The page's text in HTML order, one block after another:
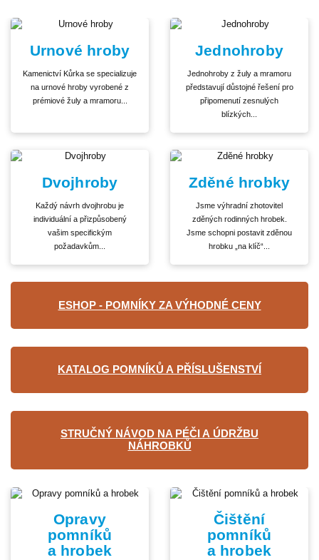
Urnové hroby
Kamenictví Kůrka se specializuje
na urnové hroby vyrobené z
prémiové žuly a mramoru...
Jednohroby
Jednohroby z žuly a mramoru
představují důstojné řešení pro
připomenutí zesnulých
blízkých...
Dvojhroby
Každý návrh dvojhrobu je
individuální a přizpůsobený
vašim specifickým
požadavkům...
Zděné hrobky
Jsme výhradní zhotovitel
zděných rodinných hrobek.
Jsme schopni postavit zděnou
hrobku „na klíč“...
ESHOP - POMNÍKY ZA VÝHODNÉ CENY
KATALOG POMNÍKŮ A PŘÍSLUŠENSTVÍ
STRUČNÝ NÁVOD NA PÉČI A ÚDRŽBU
NÁHROBKŮ
Opravy
pomníků
a hrobek
Čištění
pomníků
a hrobek